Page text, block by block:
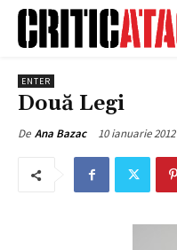
ENTER
Două Legi
De Ana Bazac 10 ianuarie 2012